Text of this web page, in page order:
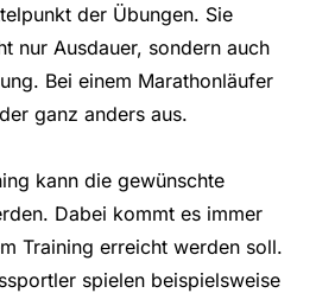
der Übungen. Sie
nur Ausdauer, sondern auch
Bei einem Marathonläufer
ganz anders aus.
kann die gewünschte
Dabei kommt es immer
Training erreicht werden soll.
spielen beispielsweise